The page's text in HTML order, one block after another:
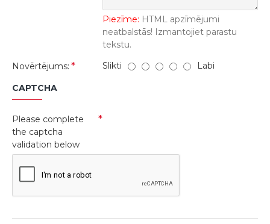
Piezīme: HTML apzīmējumi
neatbalstās! Izmantojiet parastu
tekstu.
Novērtējums:
Slikti Labi
CAPTCHA
Please complete
the captcha
validation below